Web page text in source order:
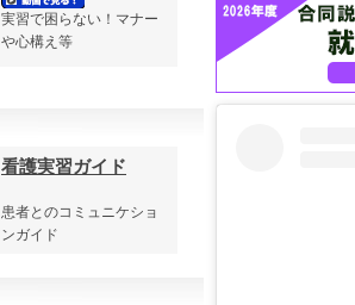
実習で困らない！マナー
や心構え等
看護実習ガイド
患者とのコミュニケショ
ンガイド